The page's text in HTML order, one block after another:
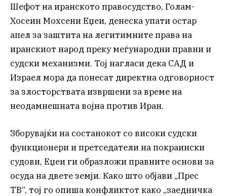
Шефот на иранското правосудство, Голам-
Хосеин Мохсени Еџеи, денеска упати остар
апел за заштита на легитимните права на
иранскиот народ преку меѓународни правни и
судски механизми. Тој нагласи дека САД и
Израел мора да понесат директна одговорност
за злосторствата извршени за време на
неодамнешната војна против Иран.
Зборувајќи на состанокот со високи судски
функционери и претседатели на покраински
судови, Еџеи ги образложи правните основи за
осуда на двете земји. Како што објави „Прес
ТВ“, тој го опиша конфликтот како „заедничка